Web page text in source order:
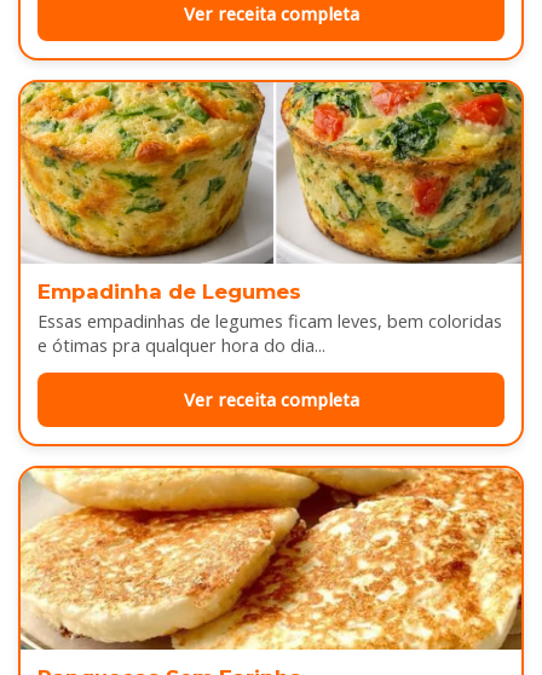
Ver receita completa
Empadinha de Legumes
Essas empadinhas de legumes ficam leves, bem coloridas
e ótimas pra qualquer hora do dia...
Ver receita completa